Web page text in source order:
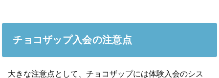
チョコザップ入会の注意点
大きな注意点として、チョコザップには体験入会のシス